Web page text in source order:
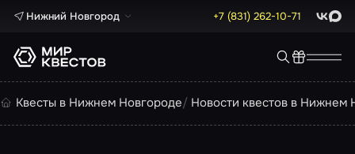
Нижний Новгород +7 (831) 262-10-71 Max
Квесты в Нижнем Новгороде Новости квестов в Нижнем